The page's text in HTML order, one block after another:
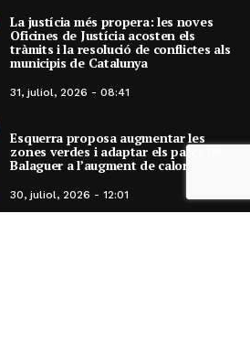
La justícia més propera: les noves
Oficines de Justícia acosten els
tràmits i la resolució de conflictes als
municipis de Catalunya
31, juliol, 2026 - 08:41
Esquerra proposa augmentar les
zones verdes i adaptar els parcs de
Balaguer a l’augment de calor
30, juliol, 2026 - 12:01